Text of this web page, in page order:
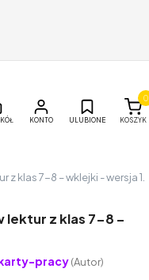
ULUBIONE KOSZYK
0
klas 7-8 – wklejki - wersja 1.
lektur z klas 7-8 –
pracy(Autor)